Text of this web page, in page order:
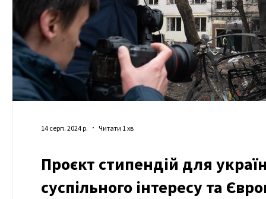
Проєкт стипендій для
суспільного інтересу та
14 серп. 2024 р. Читати 1 хв